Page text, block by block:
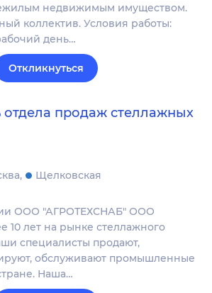
недвижимым имуществом.
коллектив. Условия работы:
день…
Откликнуться
отдела продаж стеллажных
Щелковская
ООО "АГРОТЕХСНАБ" ООО
10 лет на рынке стеллажного
специалисты продают,
обслуживают промышленные
Наша…